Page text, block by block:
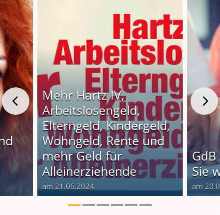
Mehr Hartz IV,
Arbeitslosengeld,
Elterngeld, Kindergeld,
Wohngeld, Rente und
mehr Geld für
Alleinerziehende
am 21.06.2024
Sie
am